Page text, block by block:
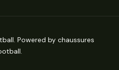
Powered by chaussures